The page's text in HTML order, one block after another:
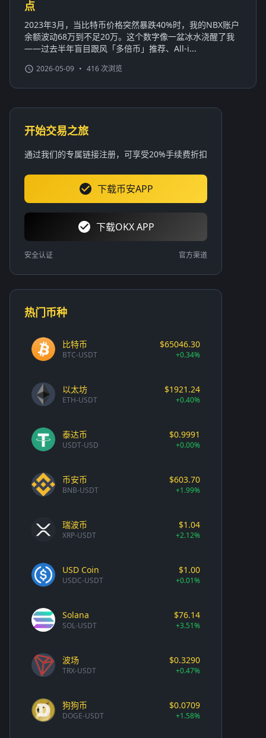
点
2023年3月，当比特币价格突然暴跌40%时，我的NBX账户
余额波动68万到不足20万。这个数字像一盆冰水浇醒了我
——过去半年盲目跟风「多倍币」推荐、All-i...
2026-05-09 • 416 次浏览
开始交易之旅
通过我们的专属链接注册，可享受20%手续费折扣
下载币安APP
下载OKX APP
安全认证 官方渠道
热门币种
比特币
BTC-USDT
$65046.30
+0.34%
以太坊
ETH-USDT
$1921.24
+0.40%
泰达币
USDT-USD
$0.9991
+0.00%
币安币
BNB-USDT
$603.70
+1.99%
瑞波币
XRP-USDT
$1.04
+2.12%
USD Coin
USDC-USDT
$1.00
+0.01%
Solana
SOL-USDT
$76.14
+3.51%
波场
TRX-USDT
$0.3290
+0.47%
狗狗币
DOGE-USDT
$0.0709
+1.58%